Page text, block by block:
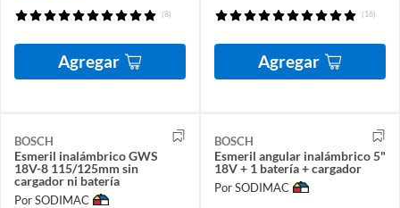
(8)
Agregar
(16)
Agregar
BOSCH
Esmeril inalámbrico GWS
18V-8 115/125mm sin
cargador ni batería
Por SODIMAC
BOSCH
Esmeril angular inalámbrico 5"
18V + 1 batería + cargador
Por SODIMAC